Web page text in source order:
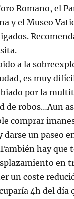
Romano, el
y el Museo
a la
es muy
por la
de robos…Aun
comprar
darse un paseo
hay que
en
un coste
4h del día